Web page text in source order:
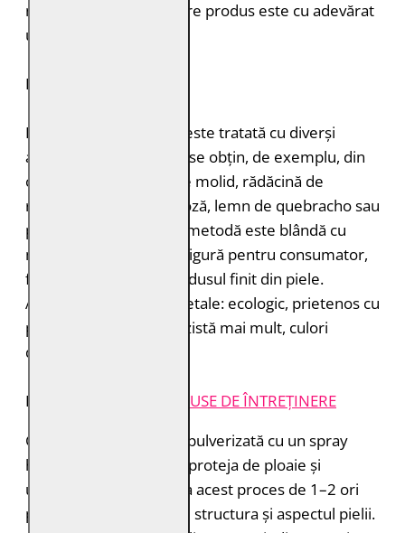
naturalețea pielii. Fiecare produs este cu adevărat
unic.
DURABILITATE
Pielea tăbăcită vegetal este tratată cu diverși
agenți de tăbăcire care se obțin, de exemplu, din
coajă de stejar, coajă de molid, rădăcină de
rubarbă, coajă de mimoză, lemn de quebracho sau
păstăi de tara. Această metodă este blândă cu
mediul înconjurător și sigură pentru consumator,
fără a lăsa toxine în produsul finit din piele.
Avantajele tăbăcirii vegetale: ecologic, prietenos cu
pielea, miros plăcut, rezistă mai mult, culori
deosebite.
INSTRUCȚIUNI ȘI
PRODUSE DE ÎNTREȚINERE
Geaca de piele trebuie pulverizată cu un spray
hidroizolant pentru a o proteja de ploaie și
umiditate. Puteți repeta acest proces de 1–2 ori
pe an pentru a menține structura și aspectul pielii.